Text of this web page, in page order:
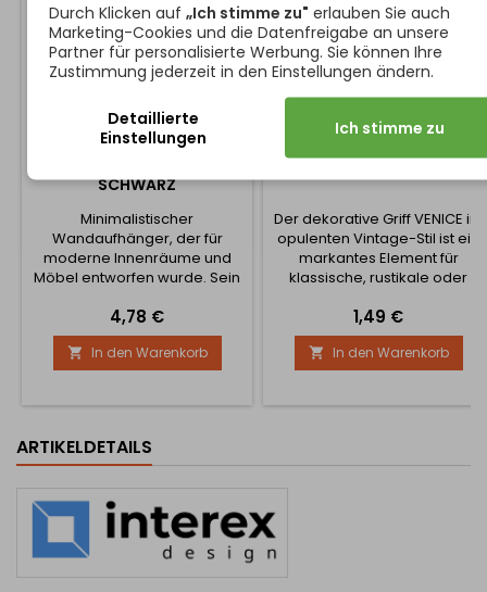
SCHWARZ
Minimalistischer
Wandaufhänger, der für
moderne Innenräume und
Möbel entworfen wurde. Sein
sichtbare Schrauben macht
ihn zu einer eleganten und
praktischen Lösung für Flure,
Bäder, Schlafzimmer oder
Aufhänger gleitet auf ein
Montagepad, das Sie
am...
Preis
4,78 €
 In den Warenkorb
Der dekorative Griff VENICE im
opulenten Vintage-Stil ist ein
markantes Element für
klassische, rustikale oder
Die Kombination aus einer
verzierten Unterlegscheibe
und einem detailreich
gearbeiteten runden Knopf
Preis
1,49 €
 In den Warenkorb
ARTIKELDETAILS
Durch Klicken auf „Ich stimme zu" erlauben Sie auch
Marketing-Cookies und die Datenfreigabe an unsere
Partner für personalisierte Werbung. Sie können Ihre
Zustimmung jederzeit in den Einstellungen ändern.
Detaillierte
Einstellungen
Ich stimme zu